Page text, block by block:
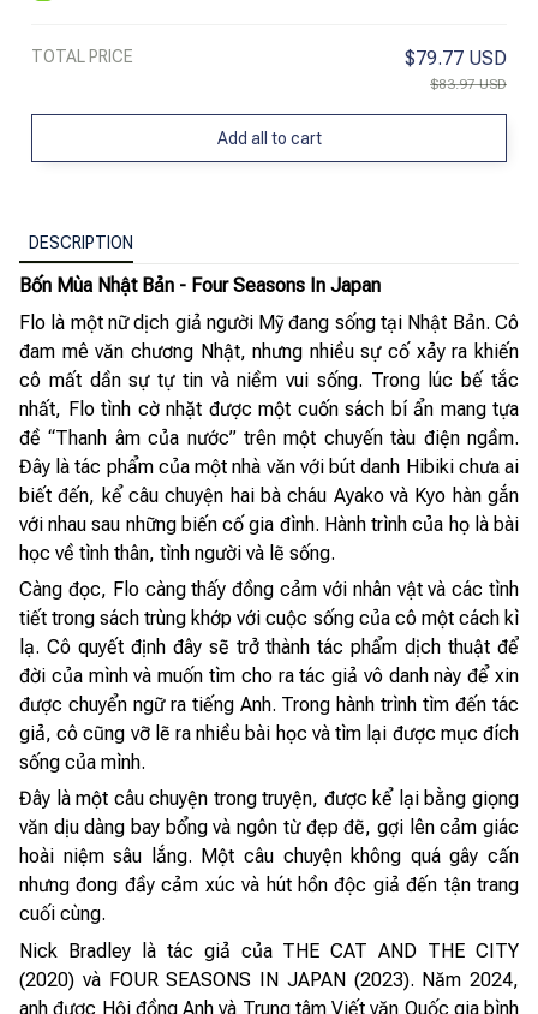
TOTAL PRICE $79.77 USD
$83.97 USD
Add all to cart
DESCRIPTION
Bốn Mùa Nhật Bản - Four Seasons In Japan
Flo là một nữ dịch giả người Mỹ đang sống tại Nhật Bản. Cô
đam mê văn chương Nhật, nhưng nhiều sự cố xảy ra khiến
cô mất dần sự tự tin và niềm vui sống. Trong lúc bế tắc
nhất, Flo tình cờ nhặt được một cuốn sách bí ẩn mang tựa
đề “Thanh âm của nước” trên một chuyến tàu điện ngầm.
Đây là tác phẩm của một nhà văn với bút danh Hibiki chưa ai
biết đến, kể câu chuyện hai bà cháu Ayako và Kyo hàn gắn
với nhau sau những biến cố gia đình. Hành trình của họ là bài
học về tình thân, tình người và lẽ sống.
Càng đọc, Flo càng thấy đồng cảm với nhân vật và các tình
tiết trong sách trùng khớp với cuộc sống của cô một cách kì
lạ. Cô quyết định đây sẽ trở thành tác phẩm dịch thuật để
đời của mình và muốn tìm cho ra tác giả vô danh này để xin
được chuyển ngữ ra tiếng Anh. Trong hành trình tìm đến tác
giả, cô cũng vỡ lẽ ra nhiều bài học và tìm lại được mục đích
sống của mình.
Đây là một câu chuyện trong truyện, được kể lại bằng giọng
văn dịu dàng bay bổng và ngôn từ đẹp đẽ, gợi lên cảm giác
hoài niệm sâu lắng. Một câu chuyện không quá gây cấn
nhưng đong đầy cảm xúc và hút hồn độc giả đến tận trang
cuối cùng.
Nick Bradley là tác giả của THE CAT AND THE CITY
(2020) và FOUR SEASONS IN JAPAN (2023). Năm 2024,
anh được Hội đồng Anh và Trung tâm Viết văn Quốc gia bình